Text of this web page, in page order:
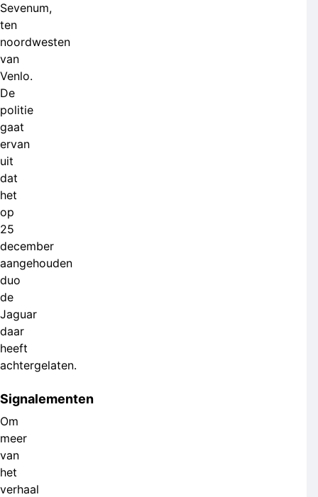
Sevenum,
ten
noordwesten
van
Venlo.
De
politie
gaat
ervan
uit
dat
het
op
25
december
aangehouden
duo
de
Jaguar
daar
heeft
achtergelaten.
Signalementen
Om
meer
van
het
verhaal